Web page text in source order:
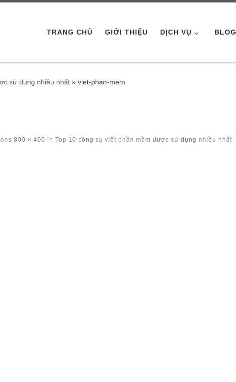
TRANG CHỦ GIỚI THIỆU DỊCH VỤ BLOG
sử dụng nhiều nhất » viet-phan-mem
800 × 400 in Top 10 công cụ viết phần mềm được sử dụng nhiều nhất